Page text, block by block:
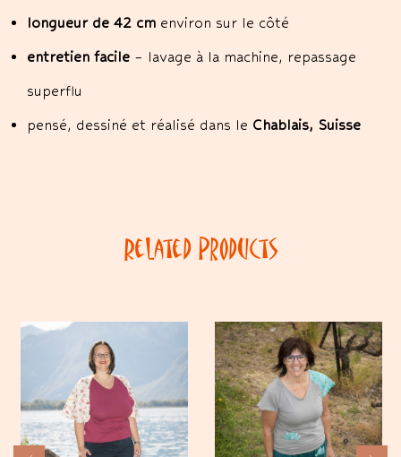
longueur de 42 cm environ sur le côté
entretien facile – lavage à la machine, repassage
superflu
pensé, dessiné et réalisé dans le Chablais, Suisse
Related Products